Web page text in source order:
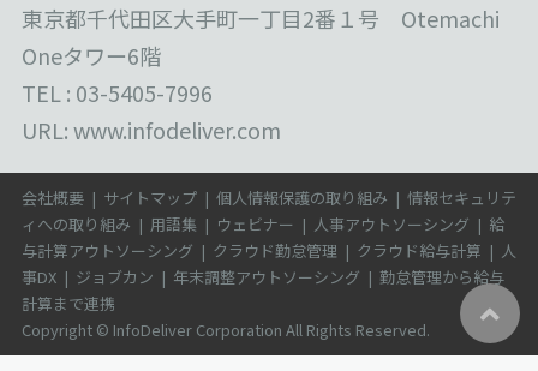
東京都千代田区大手町一丁目2番１号 Otemachi
Oneタワー6階
TEL : 03-5405-7996
URL: www.infodeliver.com
会社概要| サイトマップ| 個人情報保護の取り組み | 情報セキュリテ
ィへの取り組み | 用語集| ウェビナー | 人事アウトソーシング | 給
与計算アウトソーシング | クラウド勤怠管理 | クラウド給与計算 | 人
事DX| ジョブカン | 年末調整アウトソーシング | 勤怠管理から給与
計算まで連携
Copyright © InfoDeliver Corporation All Rights Reserved.